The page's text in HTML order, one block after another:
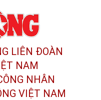
LIÊN ĐOÀN
NAM
NHÂN
VIỆT NAM